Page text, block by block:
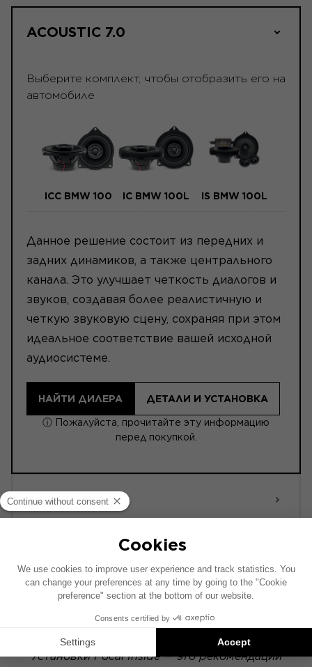
ACOUSTIC 7.0
Выберите комплект, чтобы отобразить его на
автомобиле
ICC BMW 100 IC BMW 100L IS BMW 100L
Данное решение состоит из передних и
задних динамиков, а также центрального
канала. Это улучшает четкость диалогов и
звуков, создавая более реалистичную и
четкую звуковую сцену, сохраняя при этом
идеальное соответствие вашей исходной
аудиосистеме.
НАЙТИ ДИЛЕРА ДЕТАЛИ И УСТАНОВКА
ⓘ Пожалуйста, прочитайте эту информацию
перед покупкой.
ACTIVE
автомобиля с заводской аудиосистемой. Если
в вашем автомобиле установлена
элементов на схеме может отличаться.
Установки Focal Inside — это рекомендации